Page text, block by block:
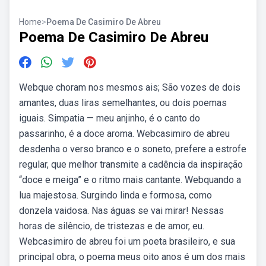
Home>Poema De Casimiro De Abreu
Poema De Casimiro De Abreu
Webque choram nos mesmos ais; São vozes de dois
amantes, duas liras semelhantes, ou dois poemas
iguais. Simpatia — meu anjinho, é o canto do
passarinho, é a doce aroma. Webcasimiro de abreu
desdenha o verso branco e o soneto, prefere a estrofe
regular, que melhor transmite a cadência da inspiração
“doce e meiga” e o ritmo mais cantante. Webquando a
lua majestosa. Surgindo linda e formosa, como
donzela vaidosa. Nas águas se vai mirar! Nessas
horas de silêncio, de tristezas e de amor, eu.
Webcasimiro de abreu foi um poeta brasileiro, e sua
principal obra, o poema meus oito anos é um dos mais